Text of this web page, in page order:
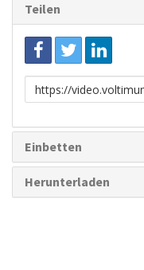
Teilen
Link
zum
Einbetten
Herunterladen